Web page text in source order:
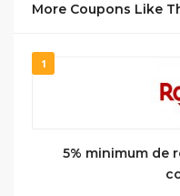
More Coupons Like
1
5% minimum de